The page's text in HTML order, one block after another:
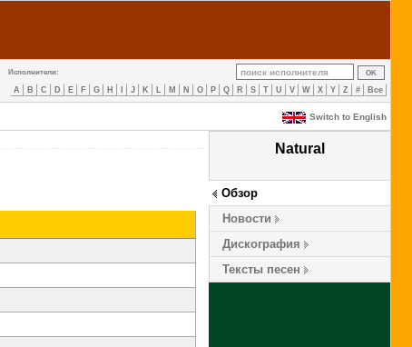
Исполнители:
A B C D E F G H J K L M N O P Q R S T U V W X Y Z # Все
Switch to English
Natural
Обзор
Новости
Дискография
Тексты песен